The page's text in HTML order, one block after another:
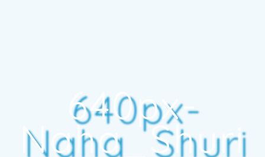
640px-
Naha_Shuri